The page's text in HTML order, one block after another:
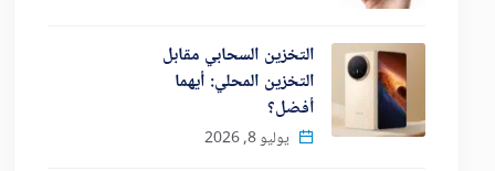
التخزين السحابي مقابل
التخزين المحلي: أيهما
أفضل؟
يوليو 8, 2026